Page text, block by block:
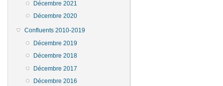
Décembre 2021
Décembre 2020
Confluents 2010-2019
Décembre 2019
Décembre 2018
Décembre 2017
Décembre 2016